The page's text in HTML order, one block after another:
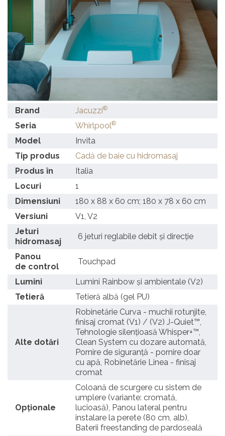
Brand Jacuzzi®
Seria Whirlpool®
Model
Invita
Tip produs
Cadă de baie cu hidromasaj
Produs în
Italia
Locuri
1
Dimensiuni
180 x 88 x 60 cm; 180 x 78 x 60 cm
Versiuni
V1, V2
Jeturi
hidromasaj
6 jeturi reglabile debit și direcție
Panou
de control
Touchpad
Lumini
Lumini Rainbow și ambientale (V2)
Tetieră
Tetieră albă (gel PU)
Alte dotări
Robinetărie Curva - muchii rotunjite,
finisaj cromat (V1) / (V2) J-Quiet™,
Tehnologie silențioasă Whisper+™,
Clean System cu dozare automată,
Pornire de siguranță - pornire doar
cu apă, Robinetărie Linea - finisaj
cromat
Opționale
Coloană de scurgere cu sistem de
umplere (variante: cromată,
lucioasă), Panou lateral pentru
instalare la perete (80 cm, alb),
Baterii freestanding de pardoseală